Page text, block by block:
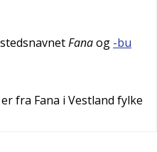
Fanaog -bu
fra Fana i Vestland fylke